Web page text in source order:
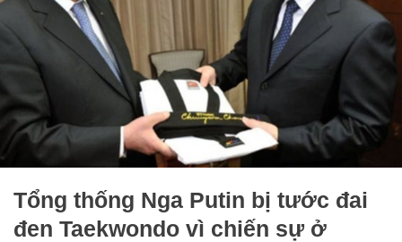
Tổng thống Nga Putin bị tước đai
đen Taekwondo vì chiến sự ở